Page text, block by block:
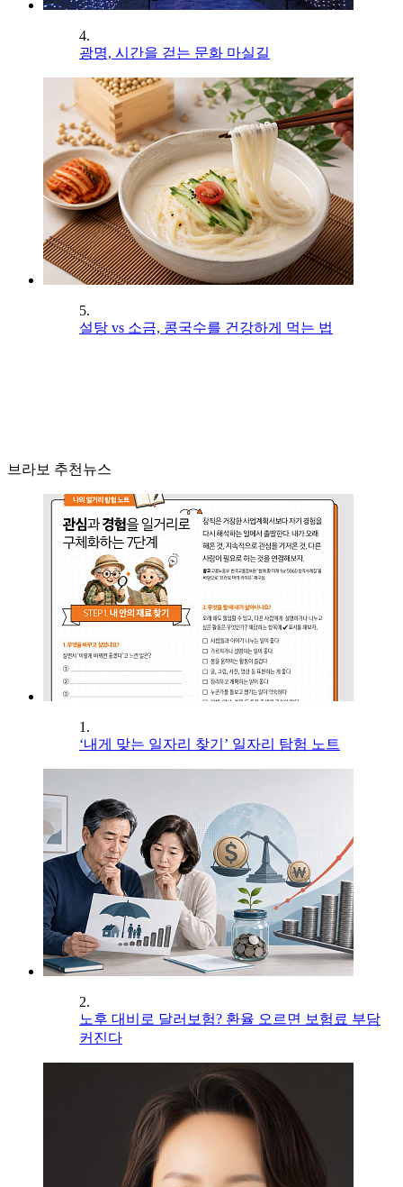
4.
광명, 시간을 걷는 문화 마실길
5.
설탕 vs 소금, 콩국수를 건강하게 먹는 법
브라보 추천뉴스
1.
‘내게 맞는 일자리 찾기’ 일자리 탐험 노트
2.
노후 대비로 달러보험? 환율 오르면 보험료 부담
커진다